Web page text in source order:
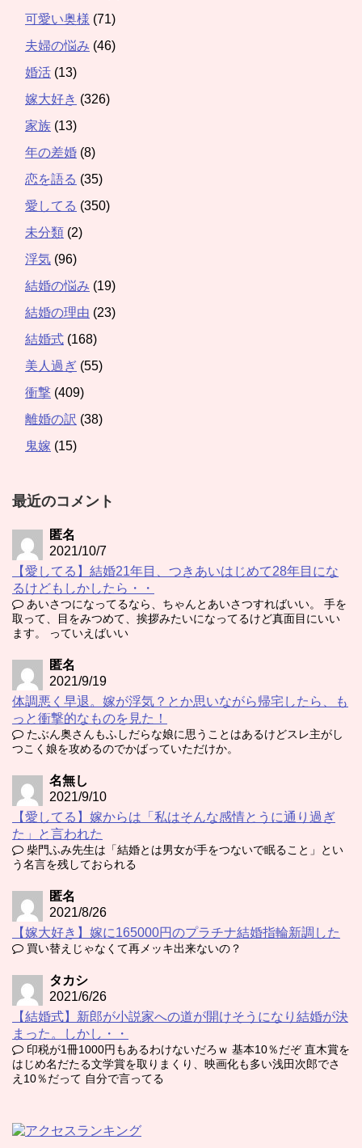
可愛い奥様 (71)
夫婦の悩み (46)
婚活 (13)
嫁大好き (326)
家族 (13)
年の差婚 (8)
恋を語る (35)
愛してる (350)
未分類 (2)
浮気 (96)
結婚の悩み (19)
結婚の理由 (23)
結婚式 (168)
美人過ぎ (55)
衝撃 (409)
離婚の訳 (38)
鬼嫁 (15)
最近のコメント
匿名
2021/10/7
【愛してる】結婚21年目、つきあいはじめて28年目にな
るけどもしかしたら・・
あいさつになってるなら、ちゃんとあいさつすればいい。 手を
取って、目をみつめて、挨拶みたいになってるけど真面目にいい
ます。 っていえばいい
匿名
2021/9/19
体調悪く早退。嫁が浮気？とか思いながら帰宅したら、も
っと衝撃的なものを見た！
たぶん奥さんもふしだらな娘に思うことはあるけどスレ主がし
つこく娘を攻めるのでかばっていただけか。
名無し
2021/9/10
【愛してる】嫁からは「私はそんな感情とうに通り過ぎ
た」と言われた
柴門ふみ先生は「結婚とは男女が手をつないで眠ること」とい
う名言を残しておられる
匿名
2021/8/26
【嫁大好き】嫁に165000円のプラチナ結婚指輪新調した
買い替えじゃなくて再メッキ出来ないの？
タカシ
2021/6/26
【結婚式】新郎が小説家への道が開けそうになり結婚が決
まった。しかし・・
印税が1冊1000円もあるわけないだろｗ 基本10％だぞ 直木賞を
はじめ名だたる文学賞を取りまくり、映画化も多い浅田次郎でさ
え10％だって 自分で言ってる